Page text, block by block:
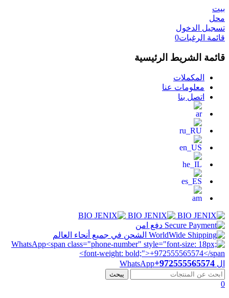
بيت
محل
تسجيل الدخول
قائمة الرغبات0
قائمة الشريط الرئيسية
المكملات
معلومات عنا
اتصل بنا
دفع امن
الشحن في جميع أنحاء العالم
ال WhatsApp +972555565574
0